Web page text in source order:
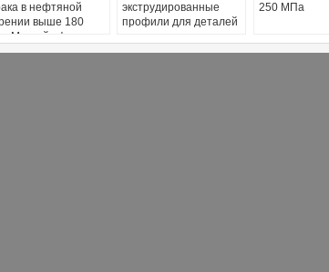
в нефтяной
выше 180
Магний сфера
экструдированные
профили для деталей
250 МПа